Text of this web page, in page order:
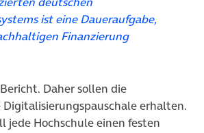
ist eine Daueraufgabe,
Finanzierung
Daher sollen die
Digitalisierungspauschale erhalten.
jede Hochschule einen festen